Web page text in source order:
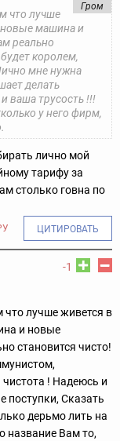
Гром
что лучше
новые машина и
реально
королем,
мне нужна
делать
ваша трусость !!!
у него фирм,
лично мой
тарифу за
столько говна по
ЦИТИРОВАТЬ
-1
что лучше живется в
и новые
становится чисто!
! Надеюсь и
поступки, Сказать
дерьмо лить на
название Вам то,